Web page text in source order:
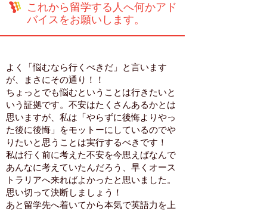
これから留学する人へ何かアド
バイスをお願いします。
よく「悩むなら行くべきだ」と言います
が、まさにその通り！！
ちょっとでも悩むということは行きたいと
いう証拠です。不安はたくさんあるかとは
思いますが、私は「やらずに後悔よりやっ
た後に後悔」をモットーにしているのでや
りたいと思うことは実行するべきです！
私は行く前に考えた不安を今思えばなんで
あんなに考えていたんだろう、早くオース
トラリアへ来ればよかったと思いました。
思い切って決断しましょう！
あと留学先へ着いてから本気で英語力を上